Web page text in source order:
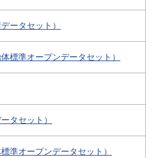
ータセット）
標準オープンデータセット）
タセット）
準オープンデータセット）